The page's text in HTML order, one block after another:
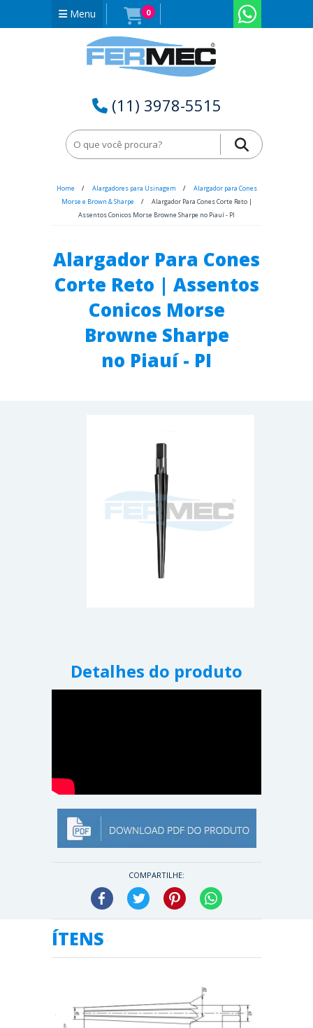
Menu 0
(11) 3978-5515
Home Alargadores para Usinagem
Alargador para Cones
Morse e Brown & Sharpe
Alargador Para Cones Corte Reto |
Assentos Conicos Morse Browne Sharpe no Piauí - PI
Alargador Para Cones
Corte Reto | Assentos
Conicos Morse
Browne Sharpe
no Piauí - PI
Detalhes do produto
COMPARTILHE:
Facebook Twitter Pinterest
ÍTENS